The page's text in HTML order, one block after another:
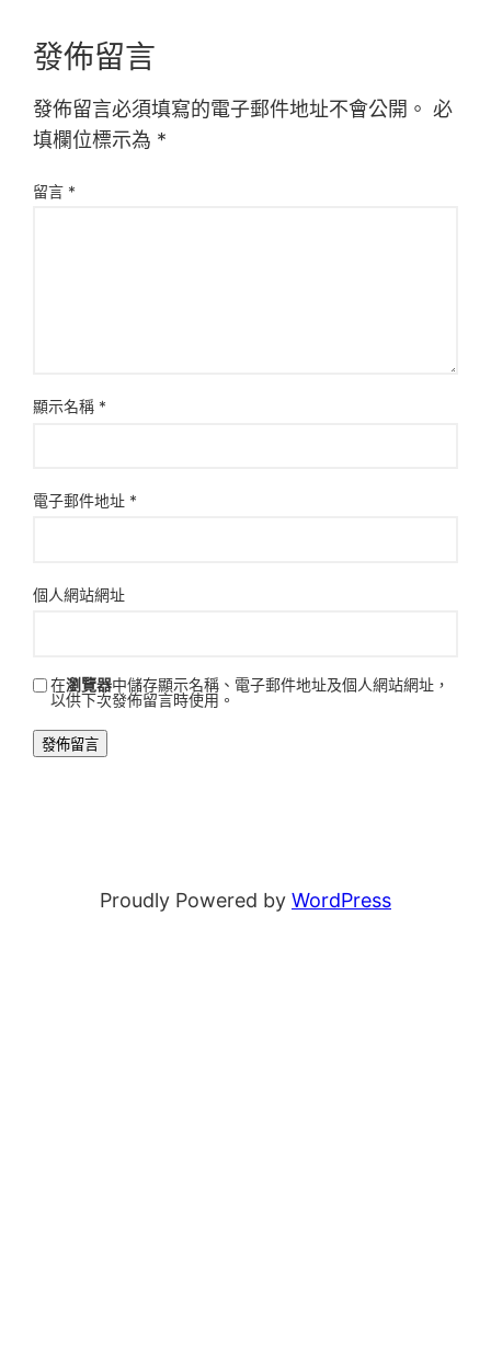
發佈留言
發佈留言必須填寫的電子郵件地址不會公開。 必
填欄位標示為 *
留言 *
顯示名稱 *
電子郵件地址 *
個人網站網址
在瀏覽器中儲存顯示名稱、電子郵件地址及個人網站網址，
以供下次發佈留言時使用。
Proudly Powered by WordPress